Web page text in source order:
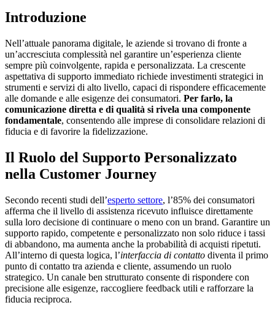
Introduzione
Nell’attuale panorama digitale, le aziende si trovano di fronte a
un’accresciuta complessità nel garantire un’esperienza cliente
sempre più coinvolgente, rapida e personalizzata. La crescente
aspettativa di supporto immediato richiede investimenti strategici in
strumenti e servizi di alto livello, capaci di rispondere efficacemente
alle domande e alle esigenze dei consumatori. Per farlo, la
comunicazione diretta e di qualità si rivela una componente
fondamentale, consentendo alle imprese di consolidare relazioni di
fiducia e di favorire la fidelizzazione.
Il Ruolo del Supporto Personalizzato
nella Customer Journey
Secondo recenti studi dell’esperto settore, l’85% dei consumatori
afferma che il livello di assistenza ricevuto influisce direttamente
sulla loro decisione di continuare o meno con un brand. Garantire un
supporto rapido, competente e personalizzato non solo riduce i tassi
di abbandono, ma aumenta anche la probabilità di acquisti ripetuti.
All’interno di questa logica, l’interfaccia di contatto diventa il primo
punto di contatto tra azienda e cliente, assumendo un ruolo
strategico. Un canale ben strutturato consente di rispondere con
precisione alle esigenze, raccogliere feedback utili e rafforzare la
fiducia reciproca.